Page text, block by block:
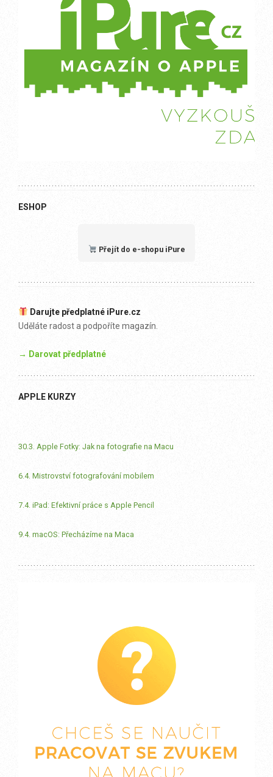
ESHOP
Přejít do e-shopu iPure
Darujte předplatné iPure.cz
Uděláte radost a podpoříte magazín.
→ Darovat předplatné
APPLE KURZY
30.3. Apple Fotky: Jak na fotografie na Macu
6.4. Mistrovství fotografování mobilem
7.4. iPad: Efektivní práce s Apple Pencil
9.4. macOS: Přecházíme na Maca